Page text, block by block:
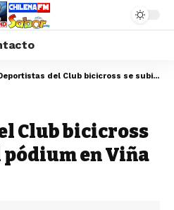
del Club bicicross se subieron al pódium en Viña del Mar
Club bicicross
en Viña